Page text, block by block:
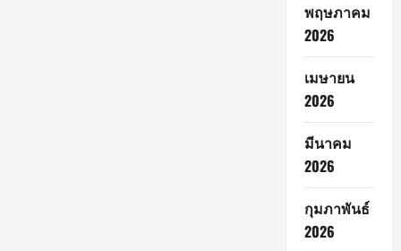
พฤษภาคม
2026
เมษายน
2026
มีนาคม
2026
กุมภาพันธ์
2026